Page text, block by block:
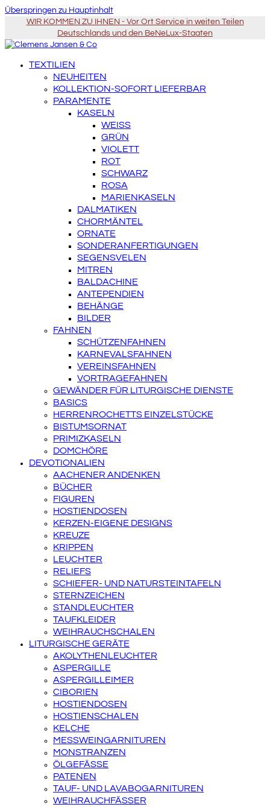
Überspringen zu Hauptinhalt
WIR KOMMEN ZU IHNEN - Vor Ort Service in weiten Teilen
Deutschlands und den BeNeLux-Staaten
TEXTILIEN
NEUHEITEN
KOLLEKTION-SOFORT LIEFERBAR
PARAMENTE
KASELN
WEISS
GRÜN
VIOLETT
ROT
SCHWARZ
ROSA
MARIENKASELN
DALMATIKEN
CHORMÄNTEL
ORNATE
SONDERANFERTIGUNGEN
SEGENSVELEN
MITREN
BALDACHINE
ANTEPENDIEN
BEHÄNGE
BILDER
FAHNEN
SCHÜTZENFAHNEN
KARNEVALSFAHNEN
VEREINSFAHNEN
VORTRAGEFAHNEN
GEWÄNDER FÜR LITURGISCHE DIENSTE
BASICS
HERRENROCHETTS EINZELSTÜCKE
BISTUMSORNAT
PRIMIZKASELN
DOMCHÖRE
DEVOTIONALIEN
AACHENER ANDENKEN
BÜCHER
FIGUREN
HOSTIENDOSEN
KERZEN-EIGENE DESIGNS
KREUZE
KRIPPEN
LEUCHTER
RELIEFS
SCHIEFER- UND NATURSTEINTAFELN
STERNZEICHEN
STANDLEUCHTER
TAUFKLEIDER
WEIHRAUCHSCHALEN
LITURGISCHE GERÄTE
AKOLYTHENLEUCHTER
ASPERGILLE
ASPERGILLEIMER
CIBORIEN
HOSTIENDOSEN
HOSTIENSCHALEN
KELCHE
MESSWEINGARNITUREN
MONSTRANZEN
ÖLGEFÄSSE
PATENEN
TAUF- UND LAVABOGARNITUREN
WEIHRAUCHFÄSSER